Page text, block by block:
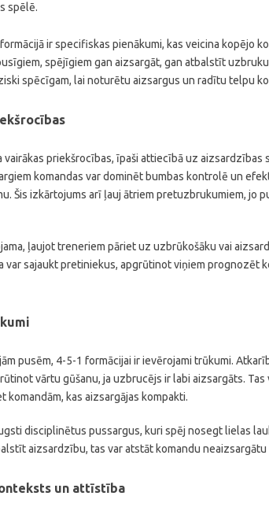
spēlē.
ir specifiskas pienākumi, kas veicina kopējo
spējīgiem gan aizsargāt, gan atbalstīt
spēcīgam, lai noturētu aizsargus un radītu telpu
vairākas priekšrocības, īpaši attiecībā uz aizsardzības
komandas var dominēt bumbas kontrolē un
Šis izkārtojums arī ļauj ātriem pretuzbrukumiem, jo
ļaujot treneriem pāriet uz uzbrūkošāku vai
var sajaukt pretiniekus, apgrūtinot viņiem prognozēt
pusēm, 4-5-1 formācijai ir ievērojami trūkumi.
vārtu gūšanu, ja uzbrucējs ir labi aizsargāts.
komandām, kas aizsargājas kompakti.
disciplinētus pussargus, kuri spēj nosegt lielas
aizsardzību, tas var atstāt komandu
un attīstība